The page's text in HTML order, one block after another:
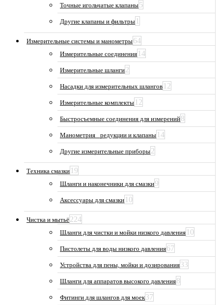
Точные игольчатые клапаны5
Другие клапаны и фильтры 1
Измерительные системы и манометры64
Измерительные соединения 14
Измерительные шланги2
Насадки для измерительных шлангов 12
Измерительные комплекты 12
Быстросъемные соединения для измерений8
Манометрия_ редукции и клапаны 14
Другие измерительные приборы2
Техника смазки 19
Шланги и наконечники для смазки9
Аксессуары для смазки 10
Чистка и мытьё224
Шланги для чистки и мойки низкого давления 10
Пистолеты для воды низкого давления67
Устройства для пены, мойки и дозирования33
Шланги для аппаратов высокого давления8
Фитинги для шлангов для моек37